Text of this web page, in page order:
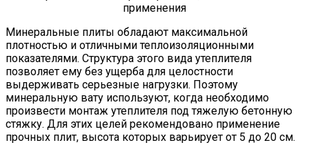
Минеральные плиты обладают максимальной
плотностью и отличными теплоизоляционными
показателями. Структура этого вида утеплителя
позволяет ему без ущерба для целостности
выдерживать серьезные нагрузки. Поэтому
минеральную вату используют, когда необходимо
произвести монтаж утеплителя под тяжелую бетонную
стяжку. Для этих целей рекомендовано применение
прочных плит, высота которых варьирует от 5 до 20 см.